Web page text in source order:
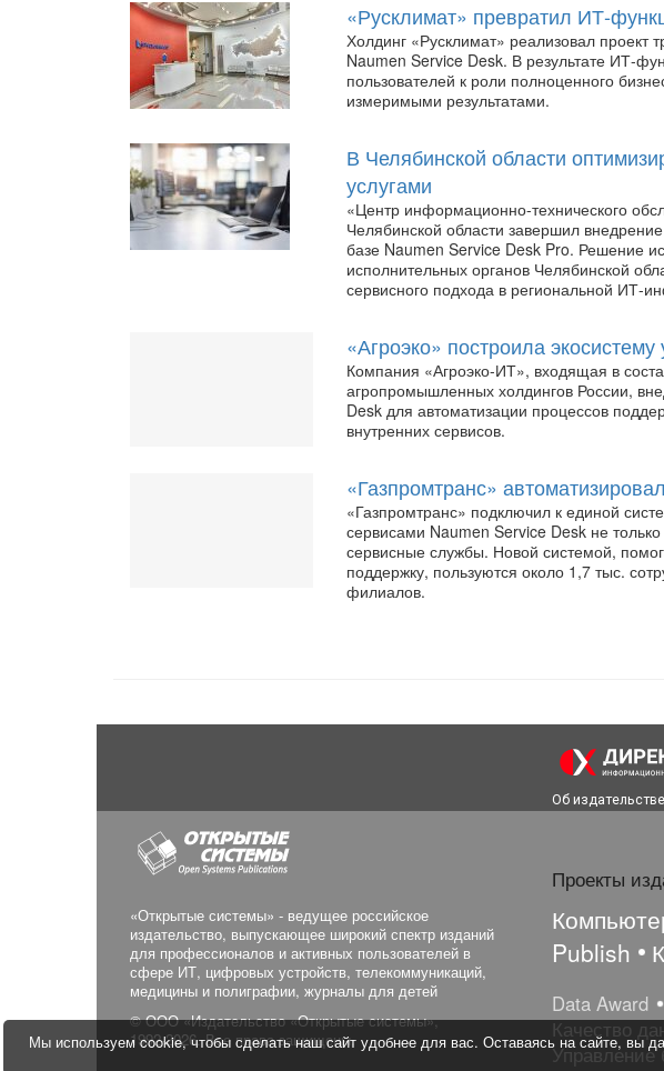
«Русклимат» превратил ИТ-
Холдинг «Русклимат» реализовал
Naumen Service Desk. В результате ИТ-
пользователей к роли полноценного
измеримыми результатами.
В Челябинской области
услугами
«Центр информационно-технического
Челябинской области завершил
базе Naumen Service Desk Pro. Решение
исполнительных органов Челябинской
сервисного подхода в региональной ИТ-
«Агроэко» построила
Компания «Агроэко-ИТ», входящая в
агропромышленных холдингов России,
Desk для автоматизации процессов
внутренних сервисов.
«Газпромтранс»
«Газпромтранс» подключил к единой
сервисами Naumen Service Desk не
сервисные службы. Новой системой,
поддержку, пользуются около 1,7 тыс.
филиалов.
Об издательстве
«Открытые системы» - ведущее российское
издательство, выпускающее широкий спектр изданий
для профессионалов и активных пользователей в
сфере ИТ, цифровых устройств, телекоммуникаций,
медицины и полиграфии, журналы для детей
© ООО «Издательство «Открытые системы»,
1992-2026. Все права защищены.
Проекты
Publish
Data Award
Качество
Управление
Мы используем cookie, чтобы сделать наш сайт удобнее для вас. Оставаясь на сайте, вы